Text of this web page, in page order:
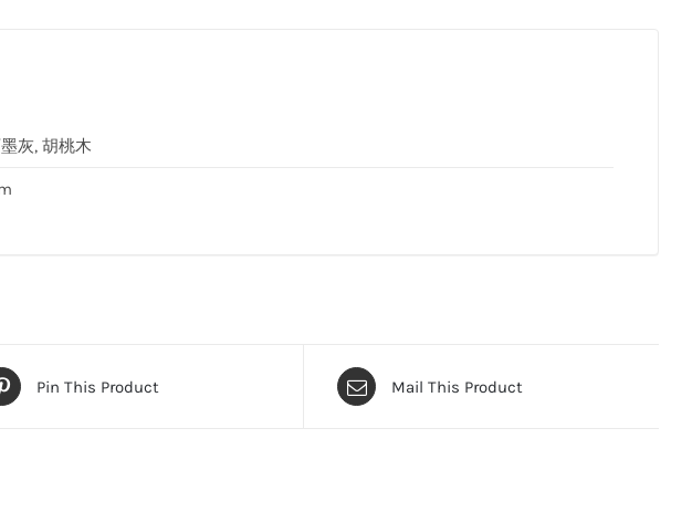
灰, 胡桃木
Pin This Product Mail This Product